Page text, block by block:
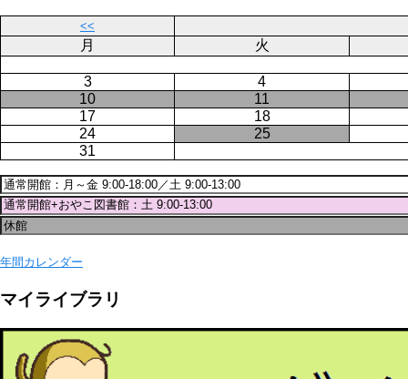
<<
月 火
3
4
10
11
17
18
24
25
31
年間カレンダー
マイライブラリ